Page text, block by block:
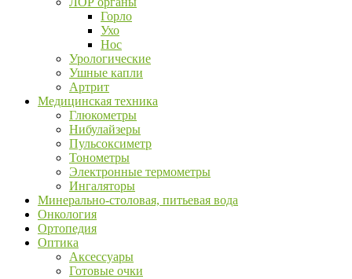
Горло
Ухо
Нос
Урологические
Ушные капли
Артрит
Медицинская техника
Глюкометры
Нибулайзеры
Пульсоксиметр
Тонометры
Электронные термометры
Ингаляторы
Минерально-столовая, питьевая вода
Онкология
Ортопедия
Оптика
Аксессуары
Готовые очки